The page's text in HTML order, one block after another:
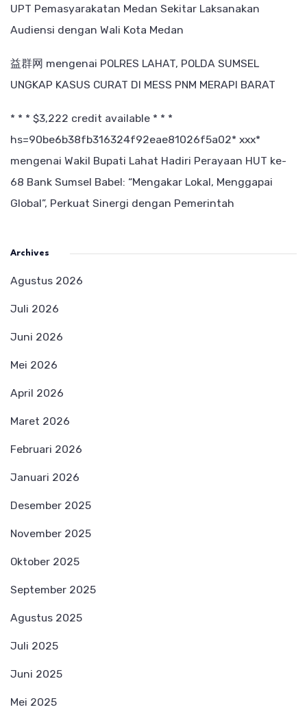
UPT Pemasyarakatan Medan Sekitar Laksanakan
Audiensi dengan Wali Kota Medan
益群网 mengenai POLRES LAHAT, POLDA SUMSEL
UNGKAP KASUS CURAT DI MESS PNM MERAPI BARAT
* * * $3,222 credit available * * *
hs=90be6b38fb316324f92eae81026f5a02* ххх*
mengenai Wakil Bupati Lahat Hadiri Perayaan HUT ke-
68 Bank Sumsel Babel: “Mengakar Lokal, Menggapai
Global”, Perkuat Sinergi dengan Pemerintah
Archives
Agustus 2026
Juli 2026
Juni 2026
Mei 2026
April 2026
Maret 2026
Februari 2026
Januari 2026
Desember 2025
November 2025
Oktober 2025
September 2025
Agustus 2025
Juli 2025
Juni 2025
Mei 2025